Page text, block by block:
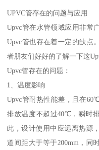
UPVC管存在的问题与应用
Upvc管在水管领域应用非常
Upvc管也存在着一定的缺点
者朋友们好好的了解一下这
Upvc管存在的问题：
1、温度影响
Upvc管耐热性能差，且在
排放温度不超过40℃，瞬时
此，设计使用中应远离热源
道间距大于等于200mm，同